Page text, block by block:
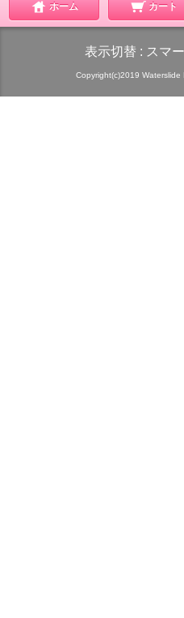
ホーム カート
表示切替 : スマ
Copyright(c)2019 Waterslide